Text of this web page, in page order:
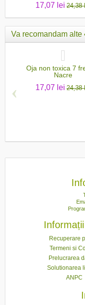
17,07 lei 24,38
Va recomandam
Oja non toxica 7
Nacre
17,07 lei 24,38
‹
Recuperare
Termeni si
Prelucrarea
Solutionarea
ANPC